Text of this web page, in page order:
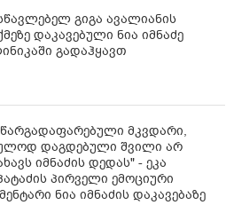
გიგა ავალიანის
დაკავებული ნია იმნაძე
გადაჰყავთ
მკვდარი,
დაგდებული შვილი არ
იმნაძის დედას" - ეკა
პირველი ემოციური
ნია იმნაძის დაკავებაზე